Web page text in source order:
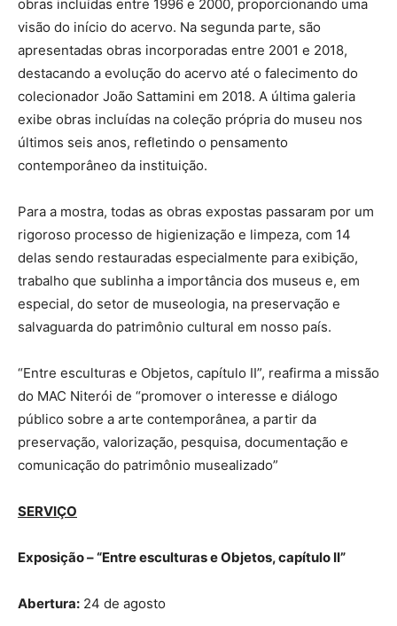
obras incluídas entre 1996 e 2000, proporcionando uma
visão do início do acervo. Na segunda parte, são
apresentadas obras incorporadas entre 2001 e 2018,
destacando a evolução do acervo até o falecimento do
colecionador João Sattamini em 2018. A última galeria
exibe obras incluídas na coleção própria do museu nos
últimos seis anos, refletindo o pensamento
contemporâneo da instituição.
Para a mostra, todas as obras expostas passaram por um
rigoroso processo de higienização e limpeza, com 14
delas sendo restauradas especialmente para exibição,
trabalho que sublinha a importância dos museus e, em
especial, do setor de museologia, na preservação e
salvaguarda do patrimônio cultural em nosso país.
“Entre esculturas e Objetos, capítulo II”, reafirma a missão
do MAC Niterói de “promover o interesse e diálogo
público sobre a arte contemporânea, a partir da
preservação, valorização, pesquisa, documentação e
comunicação do patrimônio musealizado”
SERVIÇO
Exposição – “Entre esculturas e Objetos, capítulo II”
Abertura: 24 de agosto